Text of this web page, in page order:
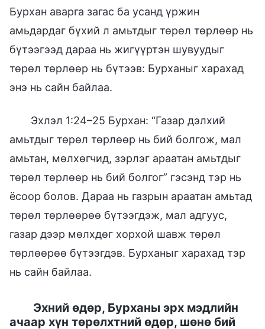
Бурхан аварга загас ба усанд үржин
амьдардаг бүхий л амьтдыг төрөл төрлөөр нь
бүтээгээд дараа нь жигүүртэн шувуудыг
төрөл төрлөөр нь бүтээв: Бурханыг харахад
энэ нь сайн байлаа.
Эхлэл 1:24–25 Бурхан: “Газар дэлхий
амьтдыг төрөл төрлөөр нь бий болгож, мал
амьтан, мөлхөгчид, зэрлэг араатан амьтдыг
төрөл төрлөөр нь бий болгог” гэсэнд тэр нь
ёсоор болов. Дараа нь газрын араатан амьтад
төрөл төрлөөрөө бүтээгдэж, мал адгуус,
газар дээр мөлхдөг хорхой шавж төрөл
төрлөөрөө бүтээгдэв. Бурханыг харахад тэр
нь сайн байлаа.
Эхний өдөр, Бурханы эрх мэдлийн
ачаар хүн төрөлхтний өдөр, шөнө бий